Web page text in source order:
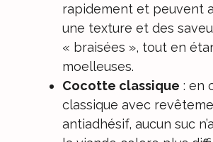
rapidement et peuvent
une texture et des
« braisées », tout en
moelleuses.
Cocotte classique : en
classique avec
antiadhésif, aucun suc